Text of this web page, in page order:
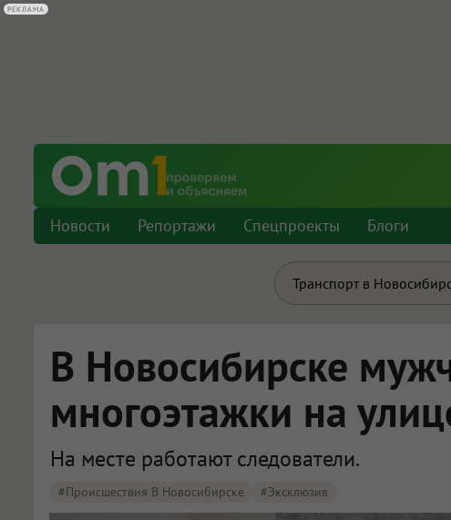
Новости Репортажи Спецпроекты Блоги
Транспорт в
В Новосибирске
многоэтажки на
На месте работают следователи.
#Происшествия В Новосибирске #эксклюзив
РЕКЛАМА